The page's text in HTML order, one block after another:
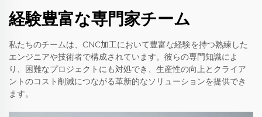
経験豊富な専門家チーム
私たちのチームは、CNC加工において豊富な経験を持つ熟練した
エンジニアや技術者で構成されています。彼らの専門知識によ
り、困難なプロジェクトにも対処でき、生産性の向上とクライア
ントのコスト削減につながる革新的なソリューションを提供でき
ます。